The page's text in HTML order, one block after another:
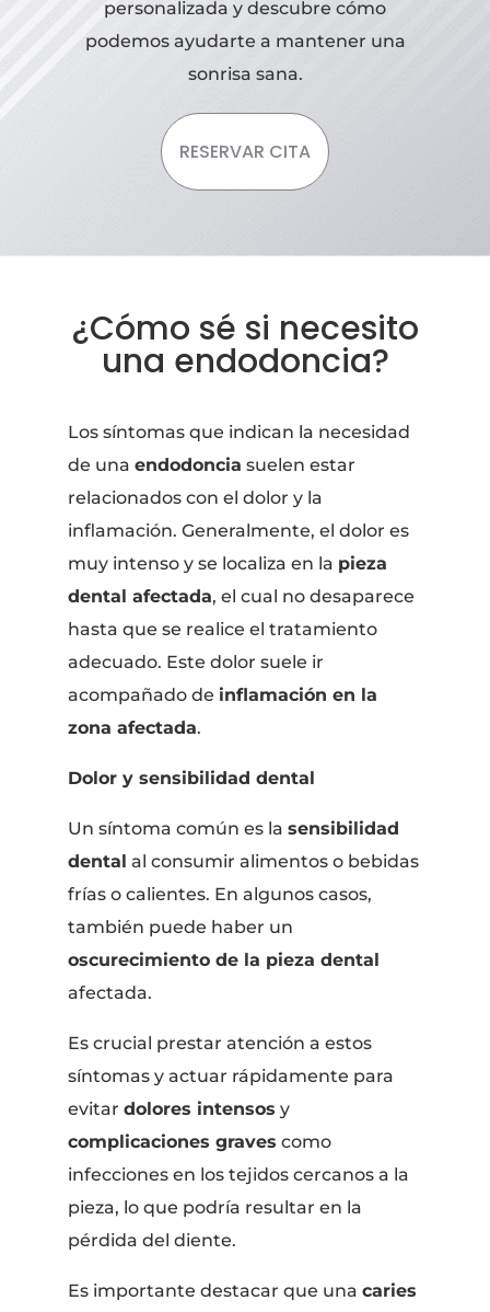
personalizada y descubre cómo
podemos ayudarte a mantener una
sonrisa sana.
RESERVAR CITA
¿Cómo sé si necesito
una endodoncia?
Los síntomas que indican la necesidad
de unaendodoncia suelen estar
relacionados con el dolor y la
inflamación. Generalmente, el dolor es
muy intenso y se localiza en la pieza
dental afectada, el cual no desaparece
hasta que se realice el tratamiento
adecuado. Este dolor suele ir
acompañado de inflamación en la
zona afectada.
Dolor y sensibilidad dental
Un síntoma común es lasensibilidad
dental al consumir alimentos o bebidas
frías o calientes. En algunos casos,
también puede haber un
oscurecimiento de la pieza dental
afectada.
Es crucial prestar atención a estos
síntomas y actuar rápidamente para
evitardolores intensos y
complicaciones graves como
infecciones en los tejidos cercanos a la
pieza, lo que podría resultar en la
pérdida del diente.
Es importante destacar que unacaries